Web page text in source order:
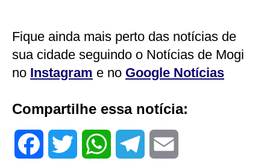
Fique ainda mais perto das notícias de
sua cidade seguindo o Notícias de Mogi
no Instagram e no Google Notícias
Compartilhe essa notícia: